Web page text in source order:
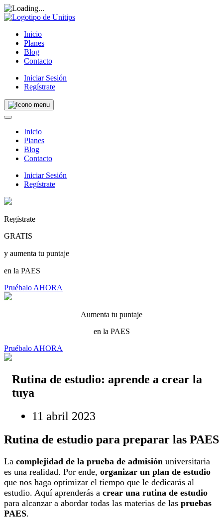
Inicio
Planes
Blog
Contacto
Iniciar Sesión
Regístrate
Inicio
Planes
Blog
Contacto
Iniciar Sesión
Regístrate
Regístrate
GRATIS
y aumenta tu puntaje
en la PAES
Pruébalo AHORA
Aumenta tu puntaje
en la PAES
Pruébalo AHORA
Rutina de estudio: aprende a crear la
tuya
11 abril 2023
Rutina de estudio para preparar las PAES
La complejidad de la prueba de admisión universitaria
es una realidad. Por ende, organizar un plan de estudio
que nos haga optimizar el tiempo que le dedicarás al
estudio. Aquí aprenderás a crear una rutina de estudio
para alcanzar a abordar todas las materias de las pruebas
PAES.